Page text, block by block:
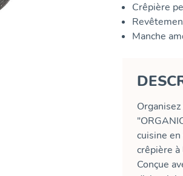
Crêpière
Manche
cuisine
crêpière
Conçue